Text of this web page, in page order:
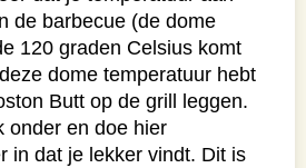
de barbecue (de dome
120 graden Celsius komt
dome temperatuur hebt
Butt op de grill leggen.
onder en doe hier
in dat je lekker vindt. Dit is